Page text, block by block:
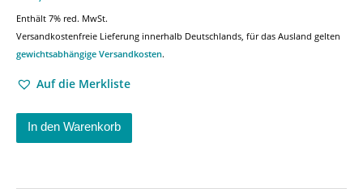
Enthält 7% red. MwSt.
Versandkostenfreie Lieferung innerhalb Deutschlands, für das Ausland gelten
gewichtsabhängige Versandkosten.
Auf die Merkliste
In den Warenkorb